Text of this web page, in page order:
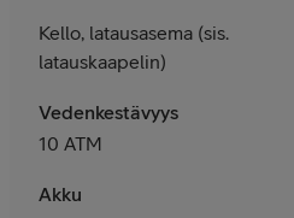
Kello, latausasema (sis.
latauskaapelin)
Vedenkestävyys
10 ATM
Akku